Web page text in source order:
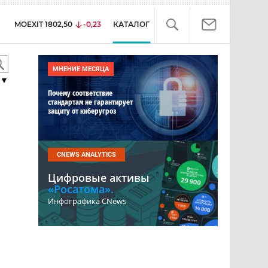
MOEXIT 1802,50 -0,23 КАТАЛОГ
МНЕНИЕ МЕСЯЦА
Почему соответствие
стандартам не гарантирует
защиту от киберугроз
CNEWS ANALYTICS
Цифровые активы
«Росатома».
Инфографика CNews